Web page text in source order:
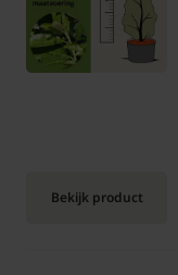
Bekijk product